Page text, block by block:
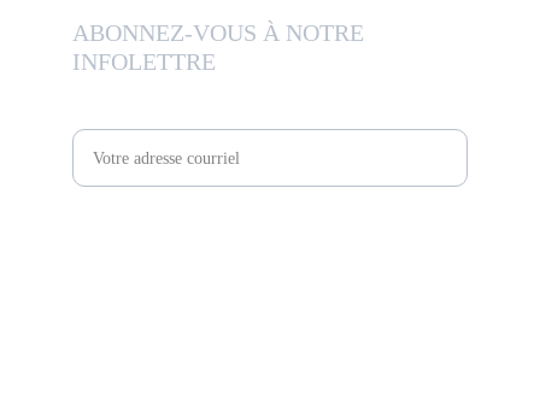
ABONNEZ-VOUS À NOTRE
INFOLETTRE